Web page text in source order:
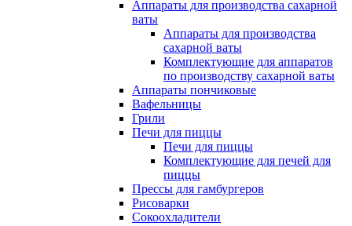
Аппараты для производства сахарной
ваты
Аппараты для производства
сахарной ваты
Комплектующие для аппаратов
по производству сахарной ваты
Аппараты пончиковые
Вафельницы
Грили
Печи для пиццы
Печи для пиццы
Комплектующие для печей для
пиццы
Прессы для гамбургеров
Рисоварки
Сокоохладители